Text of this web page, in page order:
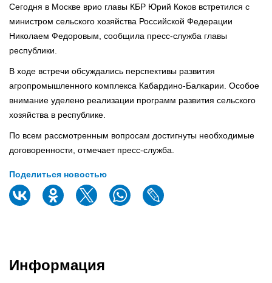
Сегодня в Москве врио главы КБР Юрий Коков встретился с
министром сельского хозяйства Российской Федерации
Николаем Федоровым, сообщила пресс-служба главы
республики.
В ходе встречи обсуждались перспективы развития
агропромышленного комплекса Кабардино-Балкарии. Особое
внимание уделено реализации программ развития сельского
хозяйства в республике.
По всем рассмотренным вопросам достигнуты необходимые
договоренности, отмечает пресс-служба.
Поделиться новостью
Информация